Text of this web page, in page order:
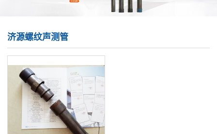
济源螺纹声测管